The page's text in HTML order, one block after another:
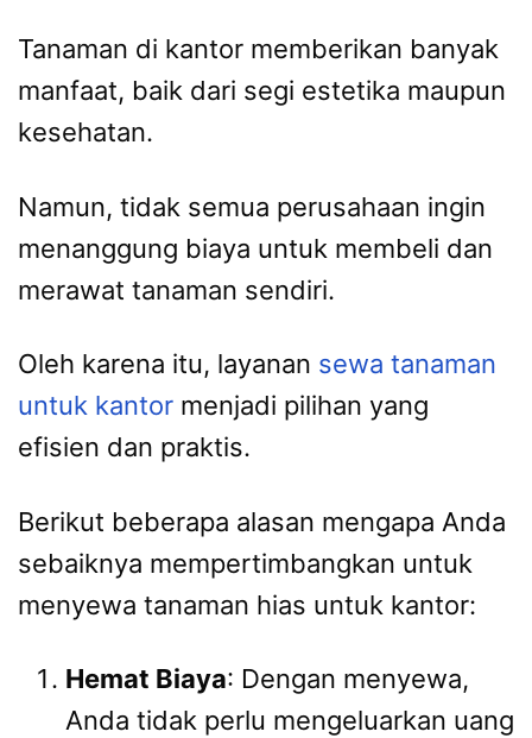
Tanaman di kantor memberikan banyak
manfaat, baik dari segi estetika maupun
kesehatan.
Namun, tidak semua perusahaan ingin
menanggung biaya untuk membeli dan
merawat tanaman sendiri.
Oleh karena itu, layanan sewa tanaman
untuk kantor menjadi pilihan yang
efisien dan praktis.
Berikut beberapa alasan mengapa Anda
sebaiknya mempertimbangkan untuk
menyewa tanaman hias untuk kantor:
Hemat Biaya: Dengan menyewa,
Anda tidak perlu mengeluarkan uang